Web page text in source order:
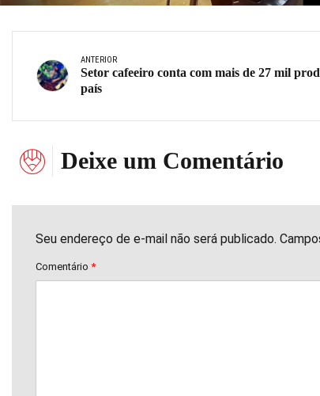
ANTERIOR
Setor cafeeiro conta com mais de 27 mil
país
Deixe um Comentário
Seu endereço de e-mail não será publicado.
Comentário *